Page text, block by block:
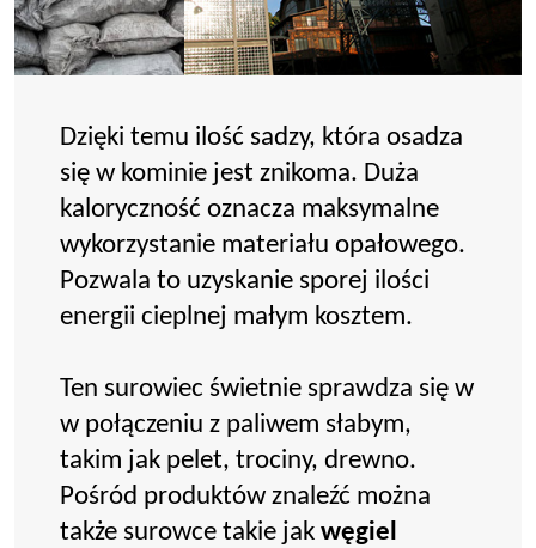
Dzięki temu ilość sadzy, która osadza
się w kominie jest znikoma. Duża
kaloryczność oznacza maksymalne
wykorzystanie materiału opałowego.
Pozwala to uzyskanie sporej ilości
energii cieplnej małym kosztem.
Ten surowiec świetnie sprawdza się w
w połączeniu z paliwem słabym,
takim jak pelet, trociny, drewno.
Pośród produktów znaleźć można
także surowce takie jak węgiel